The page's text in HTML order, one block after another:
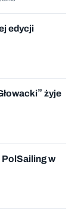
edycji
żyje
w